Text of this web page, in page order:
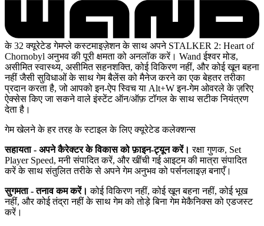
के 32 क्यूरेटेड गेमप्ले कस्टमाइज़ेशन के साथ अपने STALKER 2: Heart of
Chornobyl अनुभव की पूरी क्षमता को अनलॉक करें। Wand ईश्वर मोड,
असीमित स्वास्थ्य, असीमित सहनशक्ति, कोई विकिरण नहीं, और कोई खून बहना
नहीं जैसी सुविधाओं के साथ गेम बैलेंस को मैनेज करने का एक बेहतर तरीका
प्रदान करता है, जो आपको इन-ऐप स्विच या Alt+W इन-गेम ओवरले के ज़रिए
ऐक्सेस किए जा सकने वाले इंस्टेंट ऑन/ऑफ़ टॉगल के साथ सटीक नियंत्रण
देता है।
गेम खेलने के हर तरह के स्टाइल के लिए क्यूरेटेड कलेक्शन्स
सहायता - अपने कैरेक्टर के विकास को फ़ाइन-ट्यून करें। रक्षा गुणक, Set
Player Speed, मनी संपादित करें, और खींची गई आइटम की मात्रा संपादित
करें के साथ संतुलित तरीके से अपने गेम अनुभव को पर्सनलाइज़ बनाएँ।
सुगमता - तनाव कम करें। कोई विकिरण नहीं, कोई खून बहना नहीं, कोई भूख
नहीं, और कोई तंद्रा नहीं के साथ गेम को तोड़े बिना गेम मेकैनिक्स को एडजस्ट
करें।